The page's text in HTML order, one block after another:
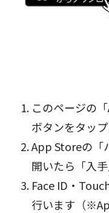
このページの
ボタンをタッ
App Storeの「
開いたら「入
Face ID・
行います（